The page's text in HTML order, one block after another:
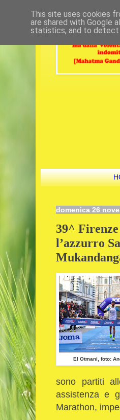
domenica 26
39^
l’azzurro
El Otmani, foto:
sono partiti
assistenza e
Marathon,
This site uses cookies
are shared with Google
statistics, and to detect